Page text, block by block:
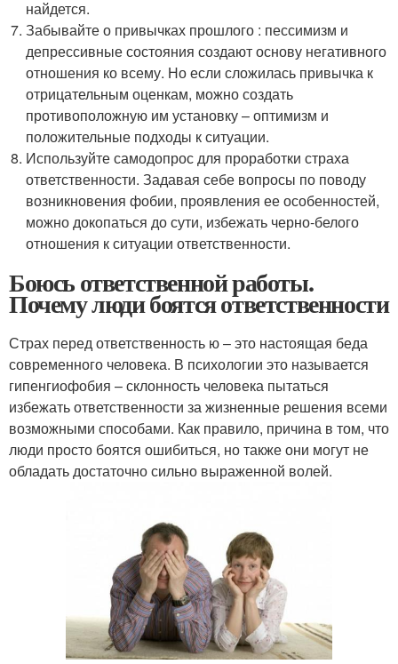
найдется.
Забывайте о привычках прошлого : пессимизм и
депрессивные состояния создают основу негативного
отношения ко всему. Но если сложилась привычка к
отрицательным оценкам, можно создать
противоположную им установку – оптимизм и
положительные подходы к ситуации.
Используйте самодопрос для проработки страха
ответственности. Задавая себе вопросы по поводу
возникновения фобии, проявления ее особенностей,
можно докопаться до сути, избежать черно-белого
отношения к ситуации ответственности.
Боюсь ответственной работы.
Почему люди боятся ответственности
Страх перед ответственность ю – это настоящая беда
современного человека. В психологии это называется
гипенгиофобия – склонность человека пытаться
избежать ответственности за жизненные решения всеми
возможными способами. Как правило, причина в том, что
люди просто боятся ошибиться, но также они могут не
обладать достаточно сильно выраженной волей.